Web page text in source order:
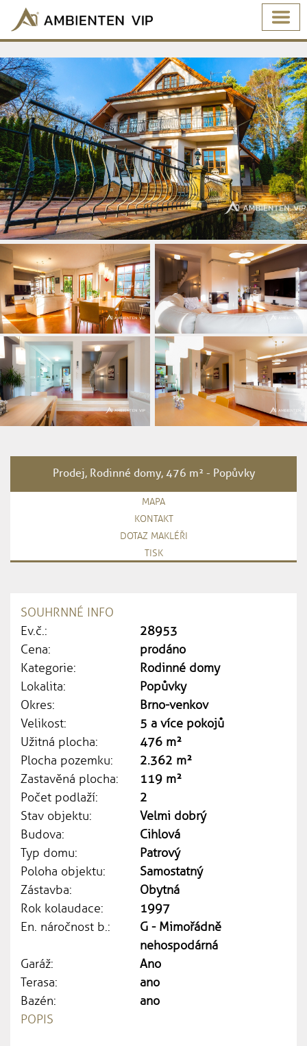
Prodej, Rodinné domy, 476 m² - Popůvky
MAPA
KONTAKT
DOTAZ MAKLÉŘI
TISK
SOUHRNNÉ INFO
Ev.č.:
28953
Cena:
prodáno
Kategorie:
Rodinné domy
Lokalita:
Popůvky
Okres:
Brno-venkov
Velikost:
5 a více pokojů
Užitná plocha:
476 m²
Plocha pozemku:
2.362 m²
Zastavěná plocha:
119 m²
Počet podlaží:
2
Stav objektu:
Velmi dobrý
Budova:
Cihlová
Typ domu:
Patrový
Poloha objektu:
Samostatný
Zástavba:
Obytná
Rok kolaudace:
1997
En. náročnost b.:
G - Mimořádně
nehospodárná
Garáž:
Ano
Terasa:
ano
Bazén:
ano
POPIS